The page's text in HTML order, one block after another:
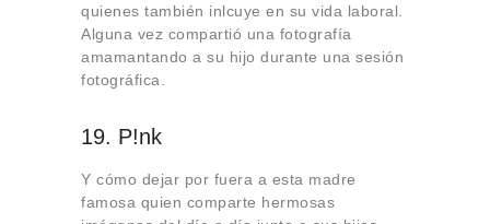
quienes también inlcuye en su vida laboral.
Alguna vez compartió una fotografía
amamantando a su hijo durante una sesión
fotográfica.
19. P!nk
Y cómo dejar por fuera a esta madre
famosa quien comparte hermosas